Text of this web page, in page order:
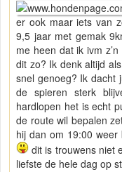
er ook maar iets van
9,5 jaar met gemak
me heen dat ik ivm
dit zo? Ik denk altijd
snel genoeg? Ik dacht
de spieren sterk
hardlopen het is echt
de route wil bepalen
hij dan om 19:00
dit is trouwens niet
liefste de hele dag op